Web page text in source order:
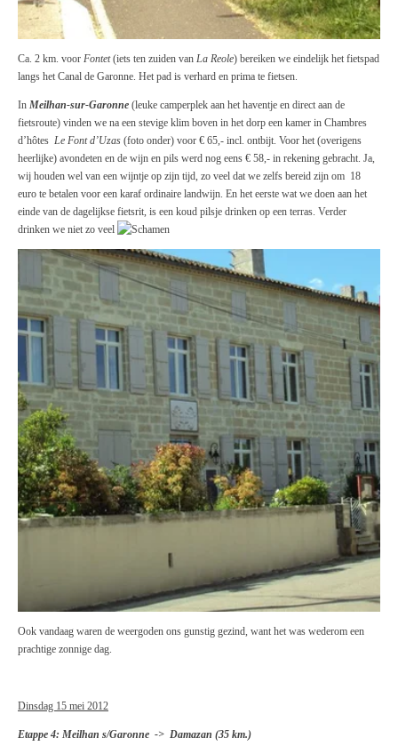
Ca. 2 km. voor Fontet(iets ten zuiden van La Reole) bereiken we eindelijk het fietspad
langs het Canal de Garonne. Het pad is verhard en prima te fietsen.
In Meilhan-sur-Garonne (leuke camperplek aan het haventje en direct aan de
fietsroute) vinden we na een stevige klim boven in het dorp een kamer in Chambres
d’hôtes Le Font d’Uzas (foto onder) voor € 65,- incl. ontbijt. Voor het (overigens
heerlijke) avondeten en de wijn en pils werd nog eens € 58,- in rekening gebracht. Ja,
wij houden wel van een wijntje op zijn tijd, zo veel dat we zelfs bereid zijn om 18
euro te betalen voor een karaf ordinaire landwijn. En het eerste wat we doen aan het
einde van de dagelijkse fietsrit, is een koud pilsje drinken op een terras. Verder
drinken we niet zo veel
Ook vandaag waren de weergoden ons gunstig gezind, want het was wederom een
prachtige zonnige dag.
Dinsdag 15 mei 2012
Etappe 4: Meilhan s/Garonne -> Damazan (35 km.)